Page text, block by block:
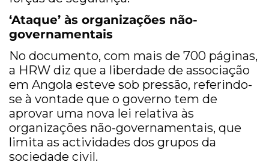
‘Ataque’ às organizações não-
governamentais
No documento, com mais de 700 páginas,
a HRW diz que a liberdade de associação
em Angola esteve sob pressão, referindo-
se à vontade que o governo tem de
aprovar uma nova lei relativa às
organizações não-governamentais, que
limita as actividades dos grupos da
sociedade civil.